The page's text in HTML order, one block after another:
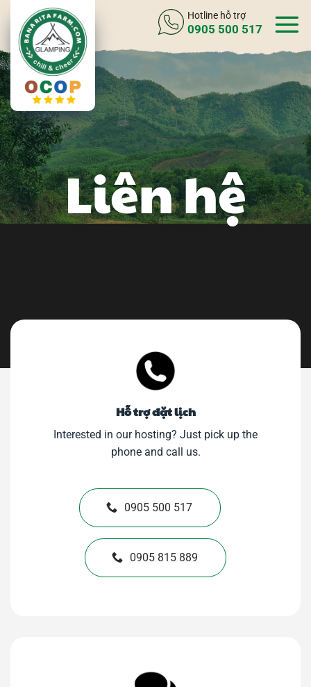
dung
Hotline hỗ trợ
0905 500 517
Liên hệ
Hỗ trợ đặt lịch
Interested in our hosting? Just pick up the
phone and call us.
0905 500 517
0905 815 889